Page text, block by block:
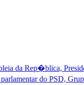
da Rep�blica,
do PSD,